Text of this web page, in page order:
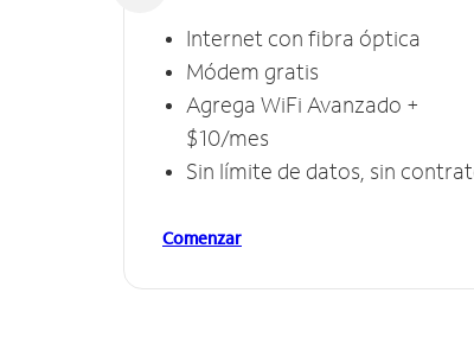
Internet con fibra óptica
Módem gratis
Agrega WiFi Avanzado +
$10/mes
Sin límite de datos, sin
Comenzar